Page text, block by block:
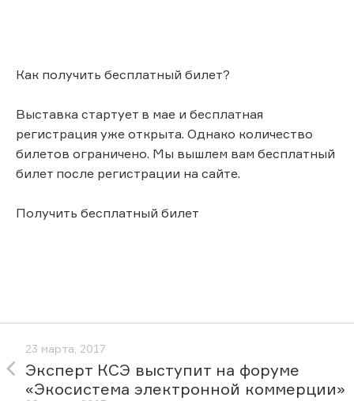
Как получить бесплатный билет?
Выставка стартует в мае и бесплатная
регистрация уже открыта. Однако количество
билетов ограничено. Мы вышлем вам бесплатный
билет после регистрации на сайте.
Получить бесплатный билет
23 марта, 2017
Эксперт КСЭ выступит на форуме
«Экосистема электронной коммерции»